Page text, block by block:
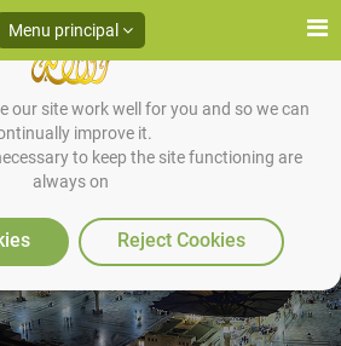
our site work well for you and so we can
improve it.
to keep the site functioning are
always on
Reject Cookies
Menu principal
do Governante